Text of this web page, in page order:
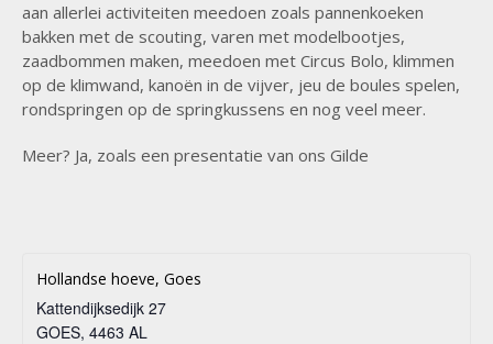
aan allerlei activiteiten meedoen zoals pannenkoeken
bakken met de scouting, varen met modelbootjes,
zaadbommen maken, meedoen met Circus Bolo, klimmen
op de klimwand, kanoën in de vijver, jeu de boules spelen,
rondspringen op de springkussens en nog veel meer.
Meer? Ja, zoals een presentatie van ons Gilde
Hollandse hoeve, Goes
Kattendijksedijk 27
GOES, 4463 AL